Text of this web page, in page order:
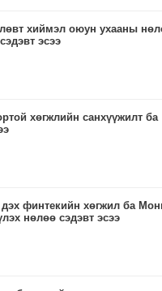
хиймэл оюун ухааны
эсээ
хөгжлийн санхүүжилт ба
дэх финтекийн хөгжил ба
нөлөө сэдэвт эсээ